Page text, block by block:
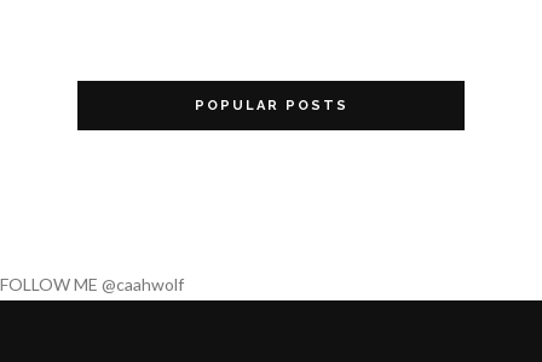
POPULAR POSTS
FOLLOW ME @caahwolf